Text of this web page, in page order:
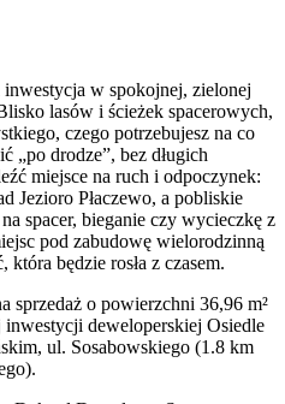
w spokojnej, zielonej
lasów i ścieżek spacerowych,
czego potrzebujesz na co
„po drodze”, bez długich
miejsce na ruch i odpoczynek:
Jezioro Płaczewo, a pobliskie
spacer, bieganie czy wycieczkę z
pod zabudowę wielorodzinną
będzie rosła z czasem.
sprzedaż o powierzchni 36,96 m²
inwestycji deweloperskiej Osiedle
, ul. Sosabowskiego (1.8 km